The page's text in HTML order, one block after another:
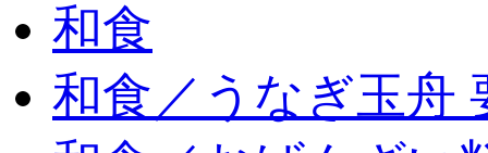
和食
和食／うなぎ玉舟